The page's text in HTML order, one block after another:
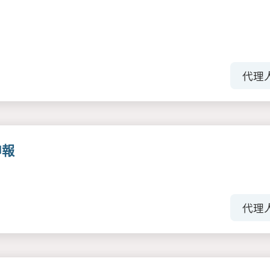
代理
代理